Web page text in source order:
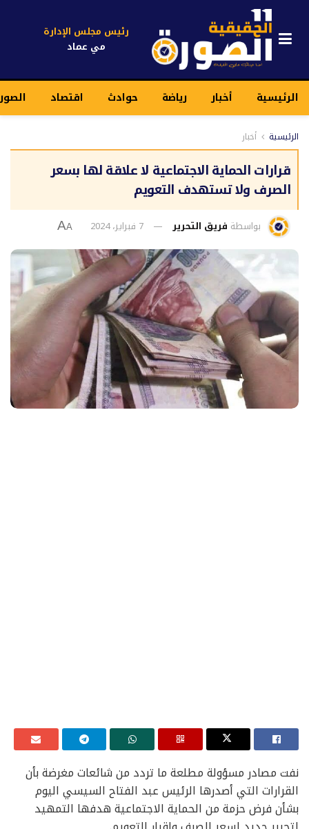
رئيس مجلس الإدارة
مي عماد
الرئيسية أخبار رياضة حوادث اقتصاد
الرئيسية أخبار
قرارات الحماية الاجتماعية لا علاقة لها بسعر
الصرف ولا تستهدف التعويم
بواسطة فريق التحرير 7 فبراير، 2024 A
A
نفت مصادر مسؤولة مطلعة ما تردد من شائعات مغرضة بأن
القرارات التي أصدرها الرئيس عبد الفتاح السيسي اليوم
بشأن فرض حزمة من الحماية الاجتماعية هدفها التمهيد